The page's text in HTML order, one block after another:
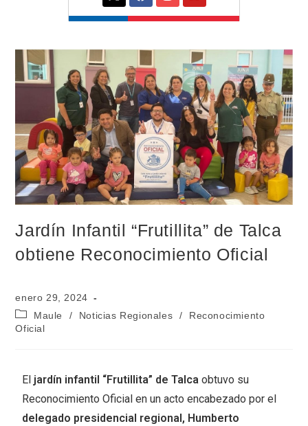
Jardín Infantil “Frutillita” de Talca
obtiene Reconocimiento Oficial
enero 29, 2024
Maule
/ Noticias Regionales /
Reconocimiento
Oficial
El jardín infantil “Frutillita” de Talca obtuvo su
Reconocimiento Oficial en un acto encabezado por el
delegado presidencial regional, Humberto